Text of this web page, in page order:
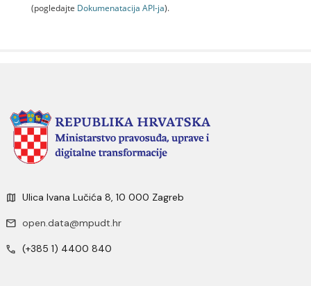
(pogledajte Dokumenаtаcijа API-jа).